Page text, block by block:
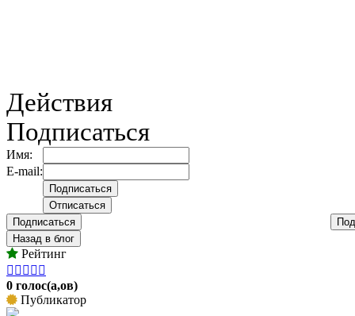
Действия
Подписаться
Имя:
E-mail:
Подписаться
Назад в блог
Рейтинг
    
0 голос(а,ов)
Публикатор